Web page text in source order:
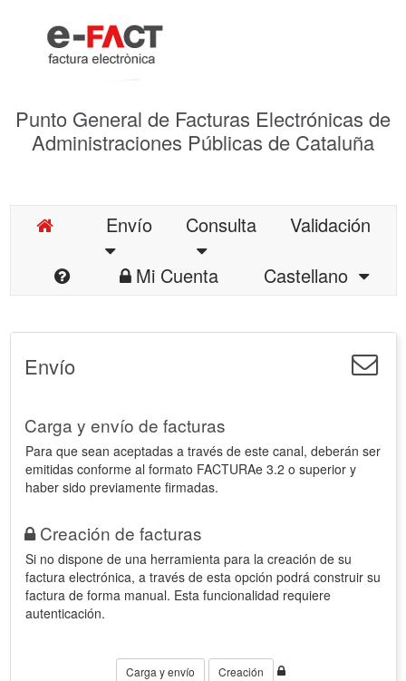
Punto General de Facturas Electrónicas de
Administraciones Públicas de Cataluña
Envío Consulta
Validación
Mi Cuenta
Castellano
Envío
Carga y envío de facturas
Para que sean aceptadas a través de este canal, deberán ser
emitidas conforme al formato FACTURAe 3.2 o superior y
haber sido previamente firmadas.
Creación de facturas
Si no dispone de una herramienta para la creación de su
factura electrónica, a través de esta opción podrá construir su
factura de forma manual. Esta funcionalidad requiere
autenticación.
Carga y envío Creación